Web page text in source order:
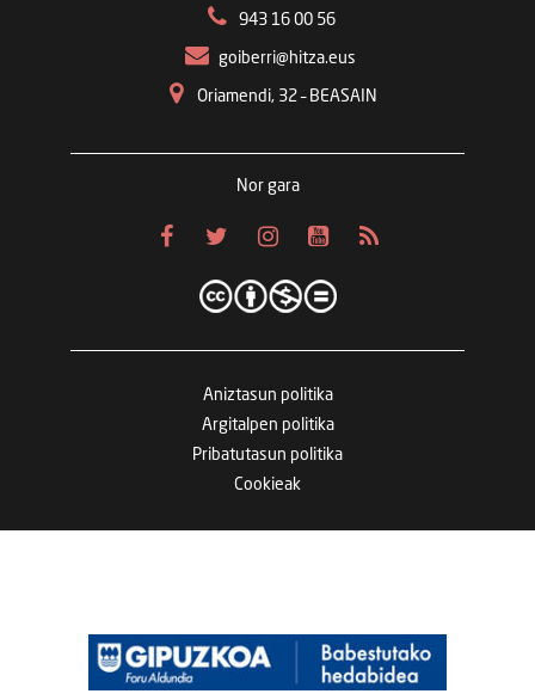
943 16 00 56
goiberri@hitza.eus
Oriamendi, 32 – BEASAIN
Nor gara
Aniztasun politika
Argitalpen politika
Pribatutasun politika
Cookieak